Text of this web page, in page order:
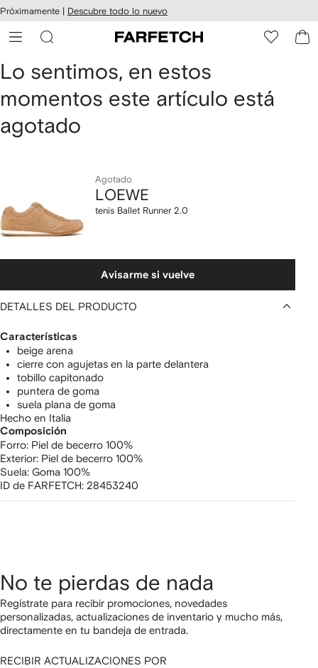
al
Próximamente | Descubre todo lo nuevo
LOEWE
tenis
Ballet
Lo sentimos, en estos
momentos este artículo está
agotado
Agotado
LOEWE
tenis Ballet Runner 2.0
Avisarme si vuelve
DETALLES DEL PRODUCTO
Características
beige arena
cierre con agujetas en la parte delantera
tobillo capitonado
puntera de goma
suela plana de goma
Hecho en Italia
Composición
Forro: Piel de becerro 100%
Exterior: Piel de becerro 100%
Suela: Goma 100%
ID de FARFETCH: 28453240
No te pierdas de nada
Regístrate para recibir promociones, novedades
personalizadas, actualizaciones de inventario y mucho más,
directamente en tu bandeja de entrada.
RECIBIR ACTUALIZACIONES POR